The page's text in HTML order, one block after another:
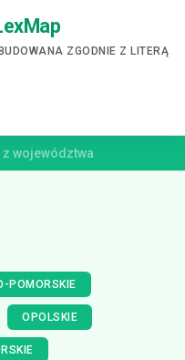
ZGODNIE Z LITERĄ
z województwa
POMORSKIE
OPOLSKIE